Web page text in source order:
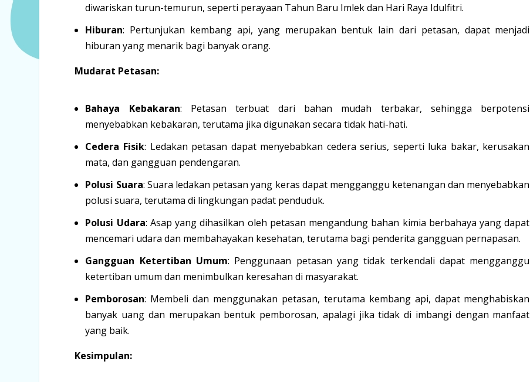
diwariskan turun-temurun, seperti perayaan Tahun Baru Imlek dan Hari Raya Idulfitri.
Hiburan: Pertunjukan kembang api, yang merupakan bentuk lain dari petasan, dapat menjadi
hiburan yang menarik bagi banyak orang.
Mudarat Petasan:
Bahaya Kebakaran: Petasan terbuat dari bahan mudah terbakar, sehingga berpotensi
menyebabkan kebakaran, terutama jika digunakan secara tidak hati-hati.
Cedera Fisik: Ledakan petasan dapat menyebabkan cedera serius, seperti luka bakar, kerusakan
mata, dan gangguan pendengaran.
Polusi Suara: Suara ledakan petasan yang keras dapat mengganggu ketenangan dan menyebabkan
polusi suara, terutama di lingkungan padat penduduk.
Polusi Udara: Asap yang dihasilkan oleh petasan mengandung bahan kimia berbahaya yang dapat
mencemari udara dan membahayakan kesehatan, terutama bagi penderita gangguan pernapasan.
Gangguan Ketertiban Umum: Penggunaan petasan yang tidak terkendali dapat mengganggu
ketertiban umum dan menimbulkan keresahan di masyarakat.
Pemborosan: Membeli dan menggunakan petasan, terutama kembang api, dapat menghabiskan
banyak uang dan merupakan bentuk pemborosan, apalagi jika tidak di imbangi dengan manfaat
yang baik.
Kesimpulan: